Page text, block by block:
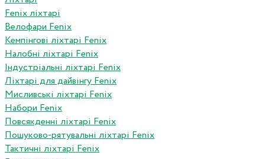
Fenix ліхтарі
Велофари Fenix
Кемпінгові ліхтарі Fenix
Налобні ліхтарі Fenix
Індустріальні ліхтарі Fenix
Ліхтарі для дайвінгу Fenix
Мисливські ліхтарі Fenix
Набори Fenix
Повсякденні ліхтарі Fenix
Пошуково-рятувальні ліхтарі Fenix
Тактичні ліхтарі Fenix